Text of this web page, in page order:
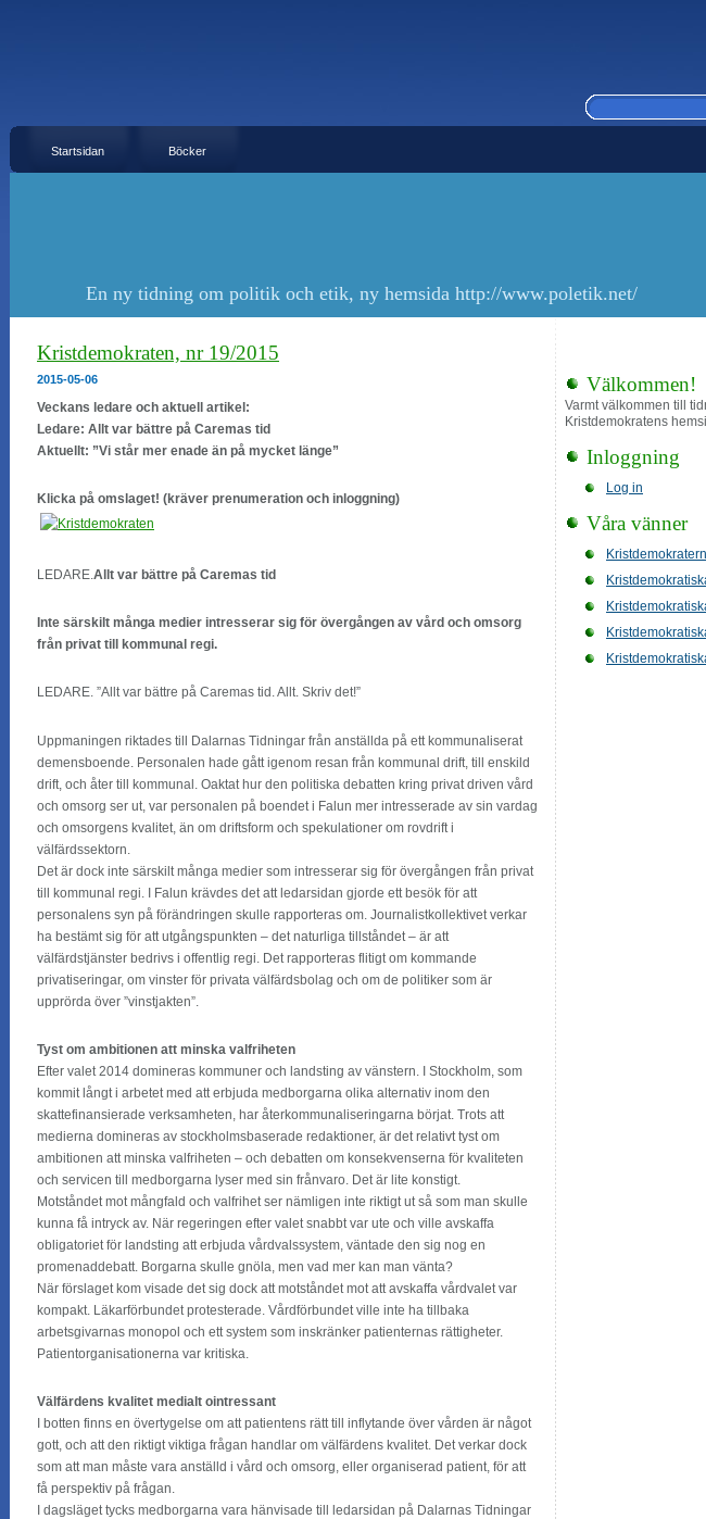
Startsidan Böcker
En ny tidning om politik och etik, ny hemsida http://www.poletik.net/
Kristdemokraten, nr 19/2015
2015-05-06
Veckans ledare och aktuell artikel:
Ledare: Allt var bättre på Caremas tid
Aktuellt: ”Vi står mer enade än på mycket länge”
Klicka på omslaget! (kräver prenumeration och inloggning)
LEDARE.Allt var bättre på Caremas tid
Inte särskilt många medier intresserar sig för övergången av vård och omsorg
från privat till kommunal regi.
LEDARE. ”Allt var bättre på Caremas tid. Allt. Skriv det!”
Uppmaningen riktades till Dalarnas Tidningar från anställda på ett kommunaliserat
demensboende. Personalen hade gått igenom resan från kommunal drift, till enskild
drift, och åter till kommunal. Oaktat hur den politiska debatten kring privat driven vård
och omsorg ser ut, var personalen på boendet i Falun mer intresserade av sin vardag
och omsorgens kvalitet, än om driftsform och spekulationer om rovdrift i
välfärdssektorn.
Det är dock inte särskilt många medier som intresserar sig för övergången från privat
till kommunal regi. I Falun krävdes det att ledarsidan gjorde ett besök för att
personalens syn på förändringen skulle rapporteras om. Journalistkollektivet verkar
ha bestämt sig för att utgångspunkten – det naturliga tillståndet – är att
välfärdstjänster bedrivs i offentlig regi. Det rapporteras flitigt om kommande
privatiseringar, om vinster för privata välfärdsbolag och om de politiker som är
upprörda över ”vinstjakten”.
Tyst om ambitionen att minska valfriheten
Efter valet 2014 domineras kommuner och landsting av vänstern. I Stockholm, som
kommit långt i arbetet med att erbjuda medborgarna olika alternativ inom den
skattefinansierade verksamheten, har återkommunaliseringarna börjat. Trots att
medierna domineras av stockholmsbaserade redaktioner, är det relativt tyst om
ambitionen att minska valfriheten – och debatten om konsekvenserna för kvaliteten
och servicen till medborgarna lyser med sin frånvaro. Det är lite konstigt.
Motståndet mot mångfald och valfrihet ser nämligen inte riktigt ut så som man skulle
kunna få intryck av. När regeringen efter valet snabbt var ute och ville avskaffa
obligatoriet för landsting att erbjuda vårdvalssystem, väntade den sig nog en
promenaddebatt. Borgarna skulle gnöla, men vad mer kan man vänta?
När förslaget kom visade det sig dock att motståndet mot att avskaffa vårdvalet var
kompakt. Läkarförbundet protesterade. Vårdförbundet ville inte ha tillbaka
arbetsgivarnas monopol och ett system som inskränker patienternas rättigheter.
Patientorganisationerna var kritiska.
Välfärdens kvalitet medialt ointressant
I botten finns en övertygelse om att patientens rätt till inflytande över vården är något
gott, och att den riktigt viktiga frågan handlar om välfärdens kvalitet. Det verkar dock
som att man måste vara anställd i vård och omsorg, eller organiserad patient, för att
få perspektiv på frågan.
I dagsläget tycks medborgarna vara hänvisade till ledarsidan på Dalarnas Tidningar
Välkommen!
Varmt välkommen till
Kristdemokratens
Inloggning
Log in
Våra vänner